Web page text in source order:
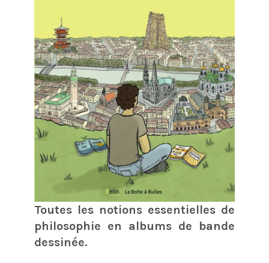
Toutes les notions essentielles de
philosophie en albums de bande
dessinée.